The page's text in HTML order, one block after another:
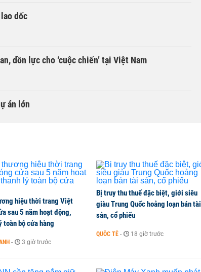
dốc
dồn lực cho ‘cuộc chiến’ tại Việt Nam
án lớn
hiệu thời trang Việt
sau 5 năm hoạt động,
toàn bộ cửa hàng
- 3 giờ trước
Bị truy thu thuế đặc biệt, giới siêu
giàu Trung Quốc hoảng loạn bán tài
sản, cổ phiếu
QUỐC TẾ - 18 giờ trước